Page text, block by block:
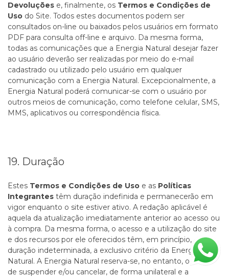
Devoluções e, finalmente, os Termos e Condições de
Uso do Site. Todos estes documentos podem ser
consultados on-line ou baixados pelos usuários em formato
PDF para consulta off-line e arquivo. Da mesma forma,
todas as comunicações que a Energia Natural desejar fazer
ao usuário deverão ser realizadas por meio do e-mail
cadastrado ou utilizado pelo usuário em qualquer
comunicação com a Energia Natural. Excepcionalmente, a
Energia Natural poderá comunicar-se com o usuário por
outros meios de comunicação, como telefone celular, SMS,
MMS, aplicativos ou correspondência física.
19. Duração
Estes Termos e Condições de Uso e as Políticas
Integrantes têm duração indefinida e permanecerão em
vigor enquanto o site estiver ativo. A redação aplicável é
aquela da atualização imediatamente anterior ao acesso ou
à compra. Da mesma forma, o acesso e a utilização do site
e dos recursos por ele oferecidos têm, em princípio,
duração indeterminada, a exclusivo critério da Energia
Natural. A Energia Natural reserva-se, no entanto, o direito
de suspender e/ou cancelar, de forma unilateral e a